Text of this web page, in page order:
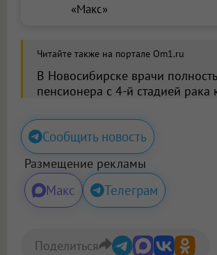
«Макс»
Читайте также на портале Om1.ru
В Новосибирске врачи
пенсионера с 4-й стадией рака
Сообщить новость
Размещение рекламы
Макс Телеграм
Поделиться